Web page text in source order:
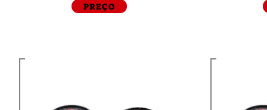
PREÇO